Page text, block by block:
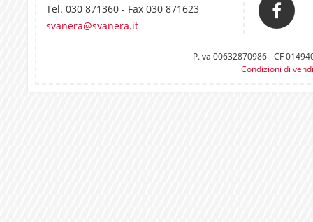
Tel. 030 871360 - Fax 030 871623
svanera@svanera.it
P.iva 00632870986 - CF
Condizioni di